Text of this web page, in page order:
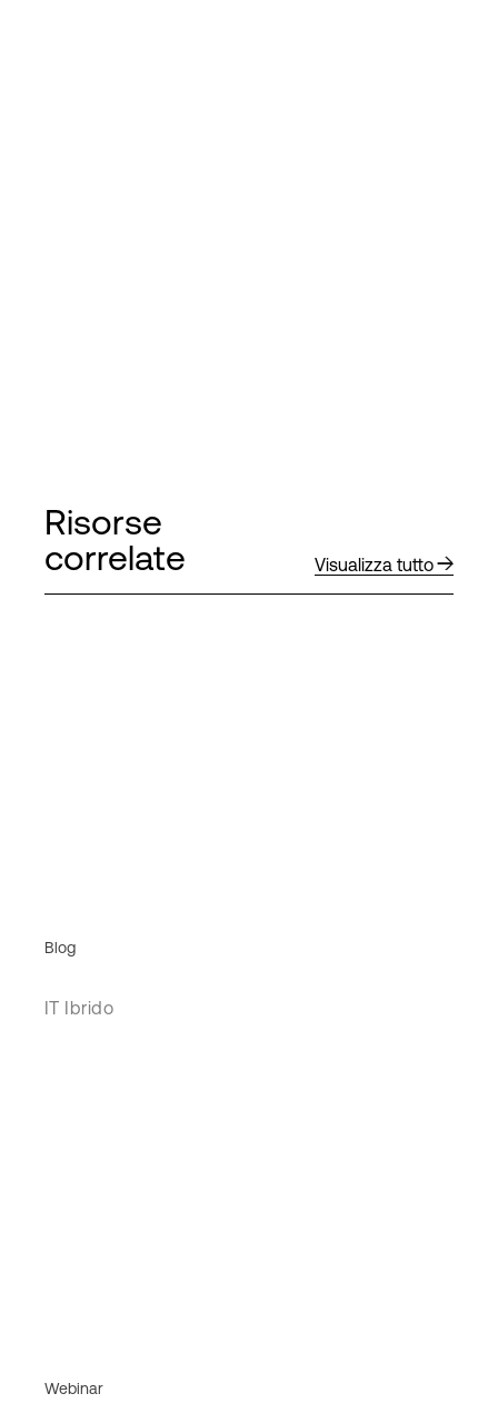
Risorse
correlate
Visualizza tutto
Blog
IT Ibrido
Webinar